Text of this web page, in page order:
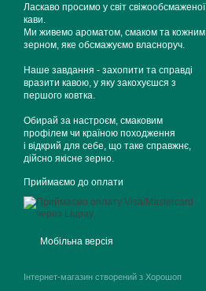
Ласкаво просимо у світ свіжообсмаженої
кави.
Ми живемо ароматом, смаком та кожним
зерном, яке обсмажуємо власноруч.
Наше завдання - захопити та справді
вразити кавою, у яку закохуєшся з
першого ковтка.
Обирай за настроєм, смаковим
профілем чи країною походження
і відкрий для себе, що таке справжнє,
дійсно якісне зерно.
Приймаємо до оплати
Мобільна версія
Інтернет-магазин створений з Хорошоп